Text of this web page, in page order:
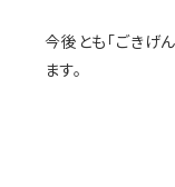
今後とも「ごきげ
ます。